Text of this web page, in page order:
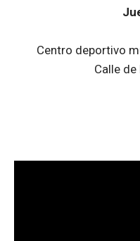
Centro deportivo
Calle